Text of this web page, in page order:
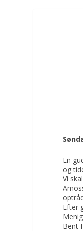
En
og
Vi
Efter
Bent